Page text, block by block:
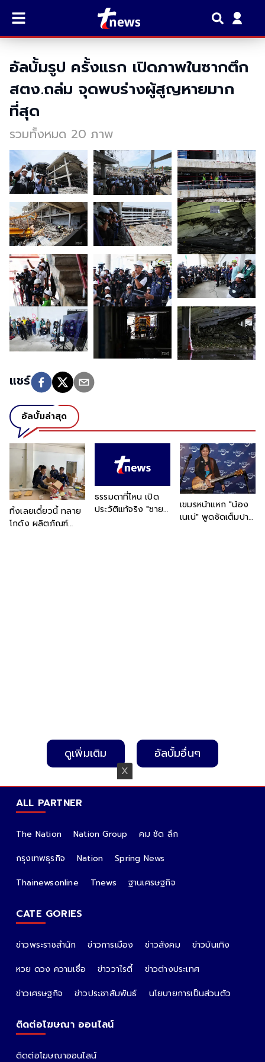
อัลบั้มรูป ครั้งแรก เปิดภาพในซากตึก
สตง.ถล่ม จุดพบร่างผู้สูญหายมาก
ที่สุด
รวมทั้งหมด 20 ภาพ
แชร์
อัลบั้มล่าสุด
ทิ้งเลยเดี๋ยวนี้ ทลาย
โกดัง ผลิตภัณฑ์
ธรรมดาที่ไหน เปิด
ประวัติแท้จริง "ชายที่
เขมรหน้าแหก "น้อง
เนเน่" พูดชัดเต็มปาก
ดูเพิ่มเติม อัลบั้มอื่นๆ
ALL PARTNER
The Nation Nation Group
คม ชัด ลึก
กรุงเทพธุรกิจ
Nation
Spring News
Thainewsonline
Tnews ฐานเศรษฐกิจ
CATE GORIES
ข่าวพระราชสำนัก ข่าวการเมือง ข่าวสังคม
ข่าวบันเทิง
หวย ดวง ความเชื่อ
ข่าววาไรตี้
ข่าวต่างประเทศ
ข่าวเศรษฐกิจ
ข่าวประชาสัมพันธ์ นโยบายการเป็นส่วนตัว
ติดต่อโฆษณา ออนไลน์
ติดต่อโฆษณาออนไลน์